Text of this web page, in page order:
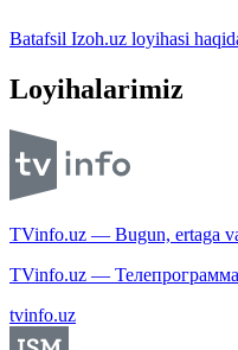
Batafsil Izoh.uz loyihasi
Loyihalarimiz
TVinfo.uz — Bugun, ertaga
TVinfo.uz —
tvinfo.uz